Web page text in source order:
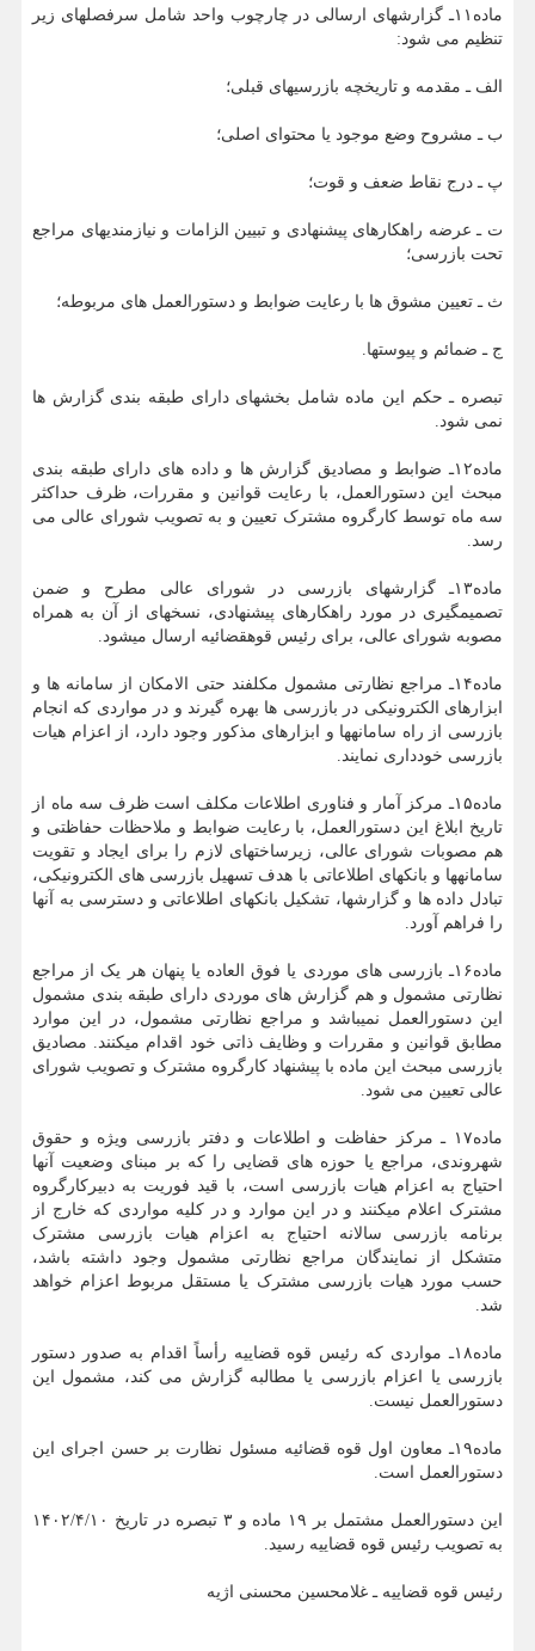
ماده۱۱ـ گزارش‏های ارسالی در چارچوب واحد شامل سرفصل‏های زیر
تنظیم می شود:
الف ـ مقدمه و تاریخچه بازرسی‏های قبلی؛
ب ـ مشروح وضع موجود یا محتوای اصلی؛
پ ـ درج نقاط ضعف و قوت؛
ت ـ عرضه راهکارهای پیشنهادی و تبیین الزامات و نیازمندی‏های مراجع
تحت بازرسی؛
ث ـ تعیین مشوق ها با رعایت ضوابط و دستورالعمل های مربوطه؛
ج ـ ضمائم و پیوست‏ها.
تبصره ـ حکم این ماده شامل بخش‏های دارای طبقه بندی گزارش ها
نمی شود.
ماده۱۲ـ ضوابط و مصادیق گزارش ها و داده های دارای طبقه بندی
مبحث این دستورالعمل، با رعایت قوانین و مقررات، ظرف حداکثر
سه ماه توسط کارگروه مشترک تعیین و به تصویب شورای عالی می
رسد.
ماده۱۳ـ گزارش‏های بازرسی در شورای عالی مطرح و ضمن
تصمیم‎گیری در مورد راهکارهای پیشنهادی، نسخه‏ای از آن به همراه
مصوبه شورای عالی، برای رئیس قوه‏قضائیه ارسال می‏شود.
ماده۱۴ـ مراجع نظارتی مشمول مکلفند حتی ‏الامکان از سامانه‏ ها و
ابزارهای الکترونیکی در بازرسی ‏ها بهره گیرند و در مواردی که انجام
بازرسی از راه سامانه‏ها و ابزارهای مذکور وجود دارد، از اعزام هیات
بازرسی خودداری نمایند.
ماده۱۵ـ مرکز آمار و فناوری اطلاعات مکلف است ظرف سه ماه از
تاریخ ابلاغ این دستورالعمل، با رعایت ضوابط و ملاحظات حفاظتی و
هم مصوبات شورای عالی، زیرساخت‏های لازم را برای ایجاد و تقویت
سامانه‏ها و بانک‏های اطلاعاتی با هدف تسهیل بازرسی‏ های الکترونیکی،
تبادل داده ها و گزارش‏ها، تشکیل بانک‏های اطلاعاتی و دسترسی به آنها
را فراهم آورد.
ماده۱۶ـ بازرسی ‏های موردی یا فوق‏ العاده یا پنهان هر یک از مراجع
نظارتی مشمول و هم گزارش های موردی دارای طبقه بندی مشمول
این دستورالعمل نمی‏باشد و مراجع نظارتی مشمول، در این موارد
مطابق قوانین و مقررات و وظایف ذاتی خود اقدام می‏کنند. مصادیق
بازرسی مبحث این ماده با پیشنهاد کارگروه مشترک و تصویب شورای
عالی تعیین می شود.
ماده۱۷ ـ مرکز حفاظت و اطلاعات و دفتر بازرسی ویژه و حقوق
شهروندی، مراجع یا حوزه‏ های قضایی را که بر مبنای وضعیت آنها
احتیاج به اعزام هیات بازرسی است، با قید فوریت به دبیرکارگروه
مشترک اعلام می‏کنند و در این موارد و در کلیه مواردی که خارج از
برنامه بازرسی سالانه احتیاج به اعزام هیات بازرسی مشترک
متشکل از نمایندگان مراجع نظارتی مشمول وجود داشته باشد،
حسب مورد هیات بازرسی مشترک یا مستقل مربوط اعزام خواهد
شد.
ماده۱۸ـ مواردی که رئیس قوه قضاییه رأساً اقدام به صدور دستور
بازرسی یا اعزام بازرسی یا مطالبه گزارش می کند، مشمول این
دستورالعمل نیست.
ماده۱۹ـ معاون اول قوه ‏قضائیه مسئول نظارت بر حسن اجرای این
دستورالعمل است.
این دستورالعمل مشتمل بر ۱۹ ماده و ۳ تبصره در تاریخ ۱۴۰۲/۴/۱۰
به تصویب رئیس قوه‏ قضاییه رسید.
رئیس قوه قضاییه ـ غلامحسین محسنی اژیه